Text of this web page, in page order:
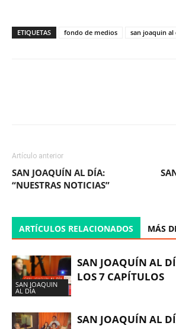
ETIQUETAS fondo de medios san joaquin al
Artículo anterior
SAN JOAQUÍN AL DÍA:
“NUESTRAS NOTICIAS”
ARTÍCULOS RELACIONADOS MÁS
SAN JOAQUIN
AL DÍA
SAN JOAQUÍN AL
LOS 7 CAPÍTULOS
SAN JOAQUÍN AL